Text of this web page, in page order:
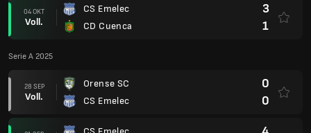
04 OKT
Voll.
CS Emelec
CD Cuenca
3
1
Serie A 2025
28 SEP
Voll.
Orense SC
CS Emelec
0
0